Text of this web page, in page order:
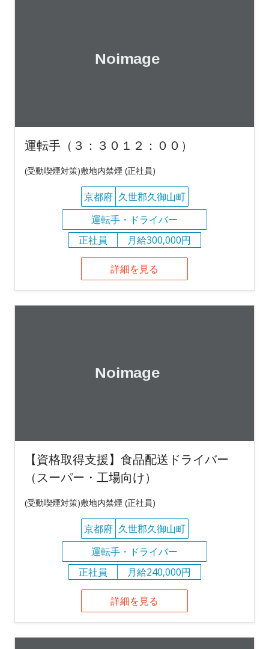
運転手（３：３０１２：００）
(受動喫煙対策)敷地内禁煙 (正社員)
京都府 久世郡久御山町
運転手・ドライバー
正社員
月給300,000円
詳細を見る
【資格取得支援】食品配送ドライバー
（スーパー・工場向け）
(受動喫煙対策)敷地内禁煙 (正社員)
京都府 久世郡久御山町
運転手・ドライバー
正社員
月給240,000円
詳細を見る